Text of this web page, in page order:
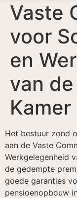
Vaste
voor
en
van
Kamer
Het bestuur zond
aan de Vaste
Werkgelegenheid
de gedempte
goede garanties
pensioenopbouw